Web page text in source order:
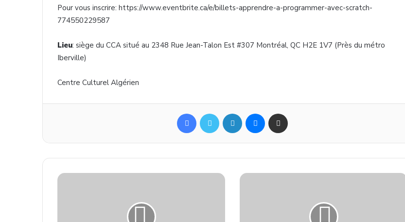
Pour vous inscrire: https://www.eventbrite.ca/e/billets-apprendre-a-programmer-avec-scratch-
774550229587
Lieu: siège du CCA situé au 2348 Rue Jean-Talon Est #307 Montréal, QC H2E 1V7 (Près du métro
Iberville)
Centre Culturel Algérien
Facebook Twitter Linkedin Messenger